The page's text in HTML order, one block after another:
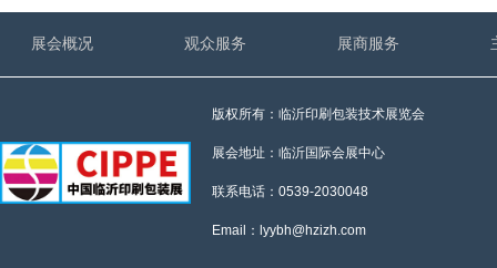
展会概况 观众服务 展商服务
版权所有：临沂印刷包装技术展览会
展会地址：临沂国际会展中心
联系电话：0539-2030048
Email：lyybh@hzizh.com